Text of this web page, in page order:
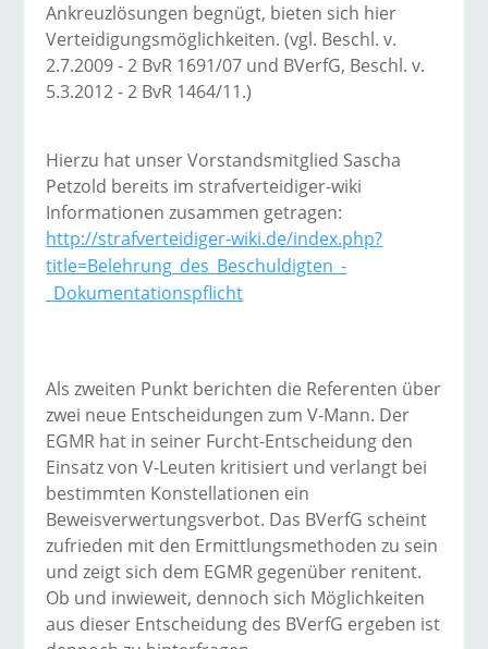
Ankreuzlösungen begnügt, bieten sich hier
Verteidigungsmöglichkeiten. (vgl. Beschl. v.
2.7.2009 - 2 BvR 1691/07 und BVerfG, Beschl. v.
5.3.2012 - 2 BvR 1464/11.)
Hierzu hat unser Vorstandsmitglied Sascha
Petzold bereits im strafverteidiger-wiki
Informationen zusammen getragen:
http://strafverteidiger-wiki.de/index.php?
title=Belehrung_des_Beschuldigten_-
_Dokumentationspflicht
Als zweiten Punkt berichten die Referenten über
zwei neue Entscheidungen zum V-Mann. Der
EGMR hat in seiner Furcht-Entscheidung den
Einsatz von V-Leuten kritisiert und verlangt bei
bestimmten Konstellationen ein
Beweisverwertungsverbot. Das BVerfG scheint
zufrieden mit den Ermittlungsmethoden zu sein
und zeigt sich dem EGMR gegenüber renitent.
Ob und inwieweit, dennoch sich Möglichkeiten
aus dieser Entscheidung des BVerfG ergeben ist